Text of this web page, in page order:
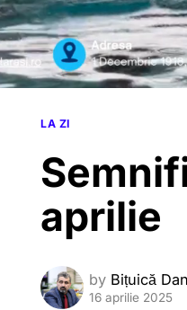
LA ZI
aprilie
by Bițuică Dan
16 aprilie 2025